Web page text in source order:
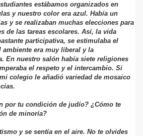
estábamos organizados en
y nuestro color era azul. Había un
y se realizaban muchas elecciones para
de las tareas escolares. Así, la vida
participativa, se estimulaba el
ambiente era muy liberal y la
En nuestro salón había siete religiones
el respeto y el intercambio. Si
colegio le añadió variedad de mosaico
por tu condición de judío? ¿Cómo te
de minoría?
y se sentía en el aire. No te olvides